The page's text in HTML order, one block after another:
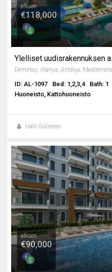
alkaen
€118,000
Ylelliset uudisrakennuksen
ID: AL-1097 Bed: 1,2,3,4 Bath: 1
Huoneisto, Kattohuoneisto
Halil Gülseren
alkaen
€90,000